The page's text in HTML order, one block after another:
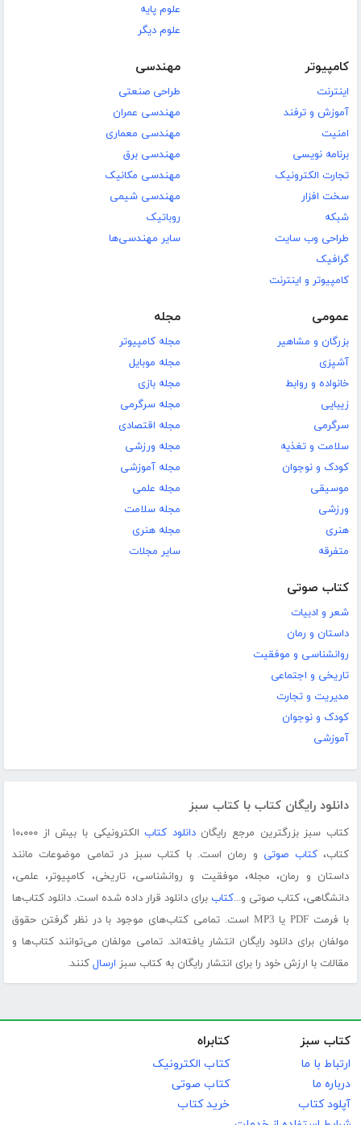
علوم پایه
علوم دیگر
کامپیوتر
اینترنت
آموزش و ترفند
امنیت
برنامه نویسی
تجارت الکترونیک
سخت افزار
شبکه
طراحی وب سایت
گرافیک
کامپیوتر و اینترنت
مهندسی
طراحی صنعتی
مهندسی عمران
مهندسی معماری
مهندسی برق
مهندسی مکانیک
مهندسی شیمی
روباتیک
سایر مهندسی‌ها
عمومی
بزرگان و مشاهیر
آشپزی
خانواده و روابط
زیبایی
سرگرمی
سلامت و تغذیه
کودک و نوجوان
موسیقی
ورزشی
هنری
متفرقه
مجله
مجله کامپیوتر
مجله موبایل
مجله بازی
مجله سرگرمی
مجله اقتصادی
مجله ورزشی
مجله آموزشی
مجله علمی
مجله سلامت
مجله هنری
سایر مجلات
کتاب صوتی
شعر و ادبیات
داستان و رمان
روانشناسی و موفقیت
تاریخی و اجتماعی
مدیریت و تجارت
کودک و نوجوان
آموزشی
دانلود رایگان کتاب با کتاب سبز
کتاب سبز بزرگترین مرجع رایگاندانلود کتاب
الکترونیکی با بیش از ۱۰،۰۰۰
کتاب،کتاب صوتی و رمان است. با کتاب سبز در تمامی موضوعات مانند
داستان و رمان، مجله، موفقیت و روانشناسی، تاریخی، کامپیوتر، علمی،
دانشگاهی، کتاب صوتی و...کتاب برای دانلود قرار داده شده است. دانلود کتاب‌ها
با فرمت PDF یا MP3 است. تمامی کتاب‌های موجود با در نظر گرفتن حقوق
مولفان برای دانلود رایگان انتشار یافته‌اند. تمامی مولفان می‌توانند کتاب‌ها و
مقالات با ارزش خود را برای انتشار رایگان به کتاب سبز ارسال کنند.
کتاب سبز
ارتباط با ما
درباره ما
آپلود کتاب
کتابراه
کتاب الکترونیک
کتاب صوتی
خرید کتاب